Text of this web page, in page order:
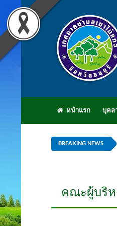
หน้าแรก บุคล
BREAKING NEWS
คณะผู้บริห